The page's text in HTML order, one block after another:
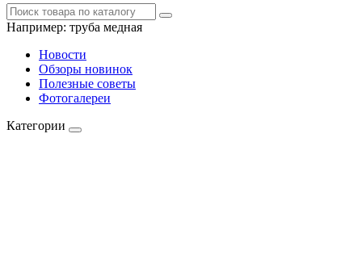
Например: труба медная
Новости
Обзоры новинок
Полезные советы
Фотогалереи
Категории